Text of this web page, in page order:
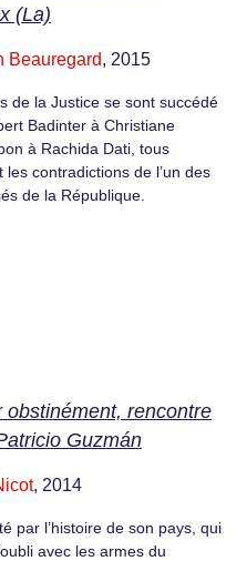
(La)
Beauregard, 2015
de la Justice se sont succédé
Badinter à Christiane
à Rachida Dati, tous
contradictions de l’un des
de la République.
obstinément, rencontre
Guzmán
, 2014
par l’histoire de son pays, qui
avec les armes du